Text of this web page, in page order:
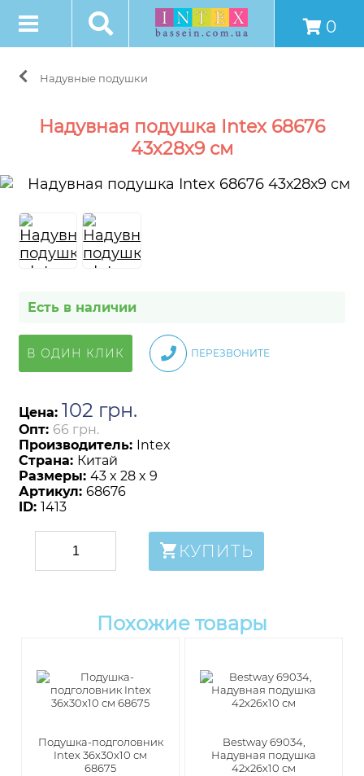
0
Надувные подушки
Надувная подушка Intex 68676
43х28х9 см
Есть в наличии
В ОДИН КЛИК ПЕРЕЗВОНИТЕ
Цена: 102 грн.
Опт: 66 грн.
Производитель: Intex
Страна: Китай
Размеры: 43 x 28 x 9
Артикул: 68676
ID: 1413
КУПИТЬ
Похожие товары
Подушка-подголовник
Intex 36х30х10 см
68675
Bestway 69034,
Надувная подушка
42х26х10 см